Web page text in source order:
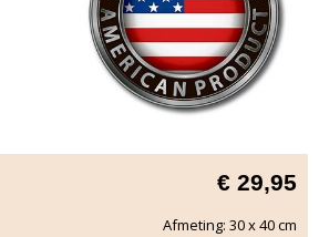
€ 29,95
Afmeting: 30 x 40 cm